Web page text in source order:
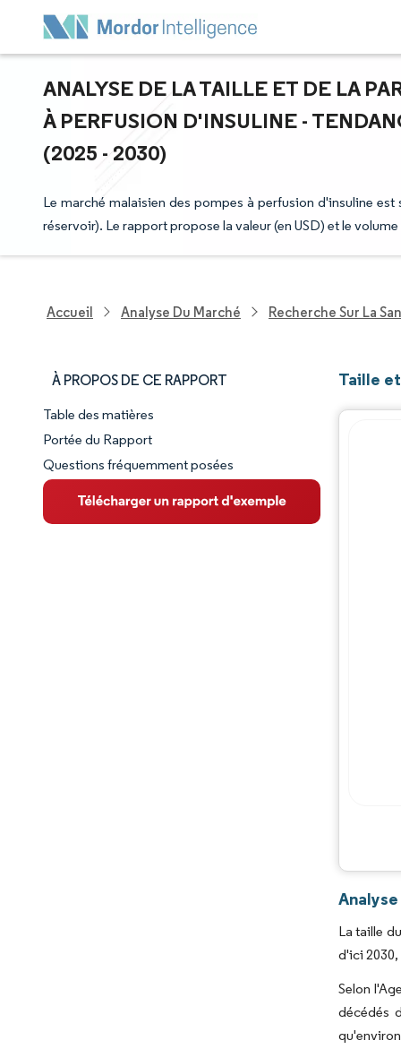
ANALYSE DE LA TAILLE ET DE LA
À PERFUSION D'INSULINE -
(2025 - 2030)
Le marché malaisien des pompes à perfusion d'insuline
réservoir). Le rapport propose la valeur (en USD) et le
Accueil Analyse Du Marché Recherche Sur La
À PROPOS DE CE RAPPORT
Aperçu du marché
VUE D’ENSEMBLE DU MARCHÉ
Principales tendances du marché
Table des matières
Portée du Rapport
Questions fréquemment posées
Taille
La taille
d'ici 2030,
Selon
décédés